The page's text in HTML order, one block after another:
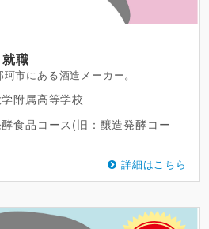
就職
市にある酒造メーカー。
附属高等学校
食品コース(旧：醸造発酵コー
詳細はこちら